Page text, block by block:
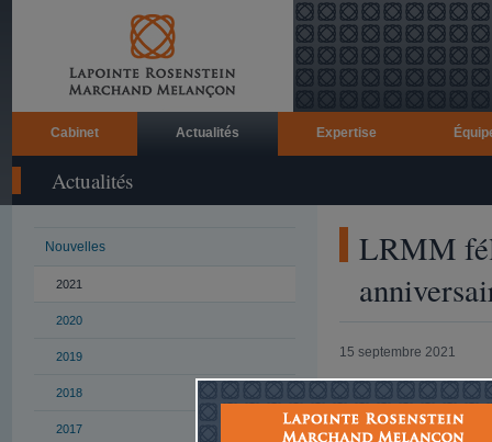
Cabinet Actualités Expertise
Actualités
Nouvelles
2021
2020
2019
2018
2017
LRMM
15 septembre 2021
deGerald